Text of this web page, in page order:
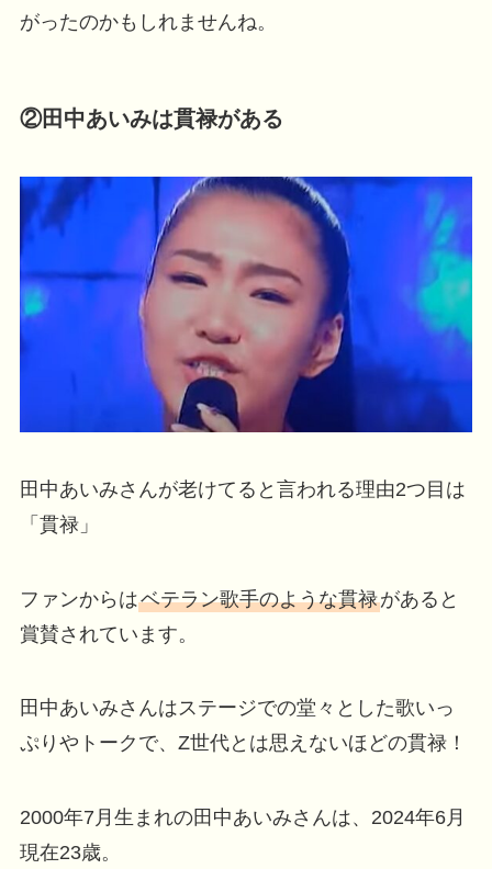
がったのかもしれませんね。
②田中あいみは貫禄がある
田中あいみさんが老けてると言われる理由2つ目は
「貫禄」
ファンからはベテラン歌手のような貫禄があると
賞賛されています。
田中あいみさんはステージでの堂々とした歌いっ
ぷりやトークで、Z世代とは思えないほどの貫禄！
2000年7月生まれの田中あいみさんは、2024年6月
現在23歳。